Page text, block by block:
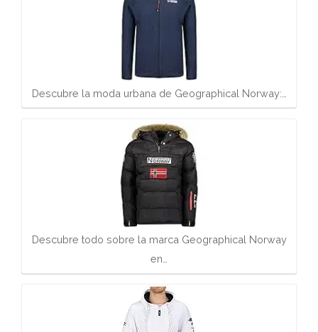
Descubre la moda urbana de Geographical Norway:…
Descubre todo sobre la marca Geographical Norway
en…